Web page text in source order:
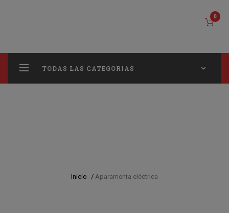
0
TODAS LAS CATEGORIAS
Inicio / Aparamenta eléctrica